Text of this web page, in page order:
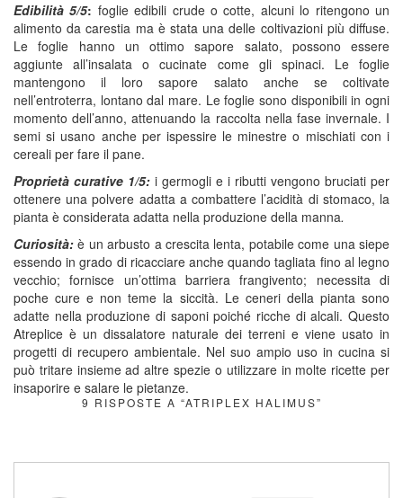
Edibilità 5/5: foglie edibili crude o cotte, alcuni lo ritengono un
alimento da carestia ma è stata una delle coltivazioni più diffuse.
Le foglie hanno un ottimo sapore salato, possono essere
aggiunte all’insalata o cucinate come gli spinaci. Le foglie
mantengono il loro sapore salato anche se coltivate
nell’entroterra, lontano dal mare. Le foglie sono disponibili in ogni
momento dell’anno, attenuando la raccolta nella fase invernale. I
semi si usano anche per ispessire le minestre o mischiati con i
cereali per fare il pane.
Proprietà curative 1/5: i germogli e i ributti vengono bruciati per
ottenere una polvere adatta a combattere l’acidità di stomaco, la
pianta è considerata adatta nella produzione della manna.
Curiosità:è un arbusto a crescita lenta, potabile come una siepe
essendo in grado di ricacciare anche quando tagliata fino al legno
vecchio; fornisce un’ottima barriera frangivento; necessita di
poche cure e non teme la siccità. Le ceneri della pianta sono
adatte nella produzione di saponi poiché ricche di alcali. Questo
Atreplice è un dissalatore naturale dei terreni e viene usato in
progetti di recupero ambientale. Nel suo ampio uso in cucina si
può tritare insieme ad altre spezie o utilizzare in molte ricette per
insaporire e salare le pietanze.
9 RISPOSTE A “ATRIPLEX HALIMUS”